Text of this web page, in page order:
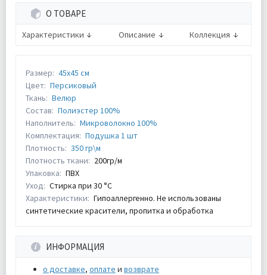
О ТОВАРЕ
Характеристики Описание Коллекция
Размер: 45х45 см
Цвет: Персиковый
Ткань: Велюр
Состав: Полиэстер 100%
Наполнитель: Микроволокно 100%
Комплектация: Подушка 1 шт
Плотность: 350 гр\м
Плотность ткани: 200гр/м
Упаковка: ПВХ
Уход: Стирка при 30 °С
Характеристики: Гипоаллергенно. Не использованы
синтетические красители, пропитка и обработка
ИНФОРМАЦИЯ
о доставке, оплате и возврате